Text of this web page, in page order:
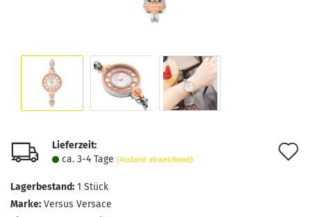
Lieferzeit:
ca. 3-4 Tage (Ausland abweichend)
Lagerbestand: 1 Stück
Marke: Versus Versace